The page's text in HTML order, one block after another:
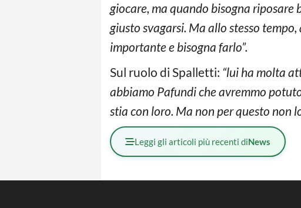
giocare, ma quando bisogna riposare
giusto svagarsi. Ma allo stesso
importante e bisogna farlo”.
Sul ruolo di Spalletti: “lui ha molta
abbiamo Pafundi che avremmo
stia con loro. Ma non per questo non
Leggi gli articoli più recenti diNews